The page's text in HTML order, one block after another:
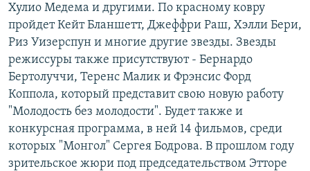
Хулио Медема и другими. По красному ковру
пройдет Кейт Бланшетт, Джеффри Раш, Хэлли Бери,
Риз Уизерспун и многие другие звезды. Звезды
режиссуры также присутствуют - Бернардо
Бертолуччи, Теренс Малик и Фрэнсис Форд
Коппола, который представит свою новую работу
"Молодость без молодости". Будет также и
конкурсная программа, в ней 14 фильмов, среди
которых "Монгол" Сергея Бодрова. В прошлом году
зрительское жюри под председательством Этторе